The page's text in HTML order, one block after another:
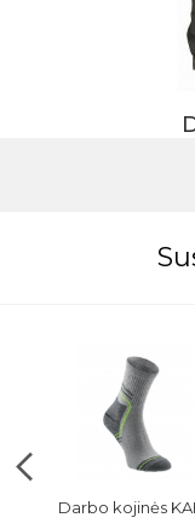
Darbo kojinės